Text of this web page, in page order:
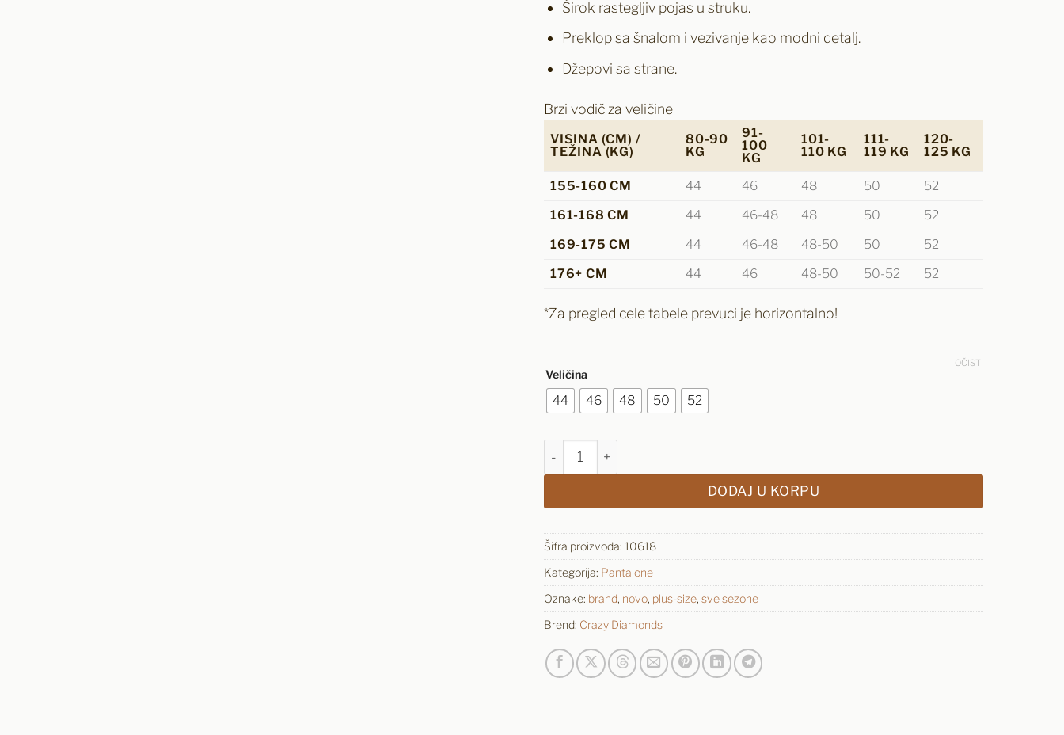
Širok rastegljiv pojas u struku.
Preklop sa šnalom i vezivanje kao modni detalj.
Džepovi sa strane.
Brzi vodič za veličine
VISINA (CM) /
TEŽINA (KG)
80-90
KG
91-
100
KG
101-
110 KG
111-
119 KG
120-
125 KG
155-160 CM 44 46 48 50
52
161-168 CM
44 46-48 48 50
52
169-175 CM
44 46-48 48-50 50
52
176+ CM
44 46 48-50 50-52 52
*Za pregled cele tabele prevuci je horizontalno!
Veličina
44 46 48 50 52
OČISTI
Pantalone Plus-Size GINA LUX - crna količina
DODAJ U KORPU
Šifra proizvoda: 10618
Kategorija: Pantalone
Oznake: brand, novo, plus-size, sve sezone
Brend: Crazy Diamonds